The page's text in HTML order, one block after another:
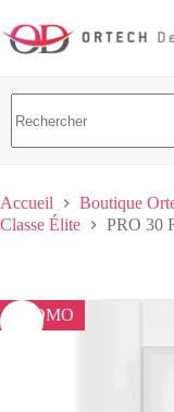
Accueil Boutique
Classe Élite
PRO 30
PROMO